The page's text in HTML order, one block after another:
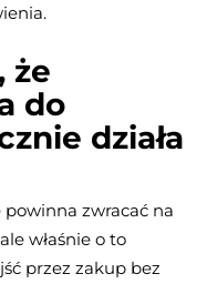
że
do
działa
zwracać na
właśnie o to
przez zakup bez